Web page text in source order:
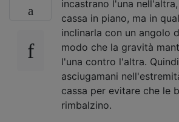
incastrano l'una
cassa in piano, ma in
inclinarla con un angolo
modo che la gravità
l'una contro l'altra.
asciugamani
cassa per evitare che le
rimbalzino.